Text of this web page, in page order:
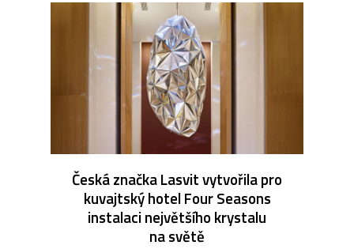
Česká značka Lasvit vytvořila pro
kuvajtský hotel Four Seasons
instalaci největšího krystalu
na světě